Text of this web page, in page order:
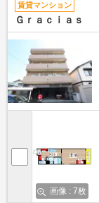
賃貸マンション
Ｇｒａｃｉａｓ
画像 : 7枚